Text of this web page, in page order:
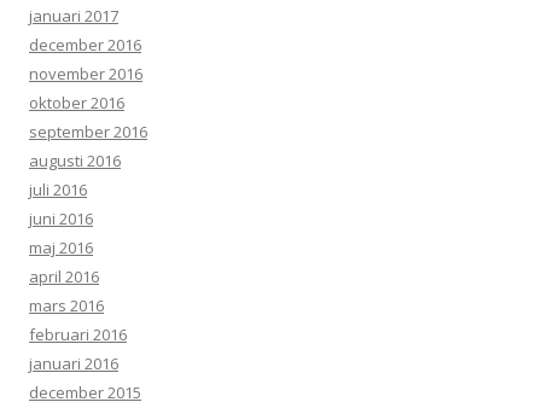
januari 2017
december 2016
november 2016
oktober 2016
september 2016
augusti 2016
juli 2016
juni 2016
maj 2016
april 2016
mars 2016
februari 2016
januari 2016
december 2015